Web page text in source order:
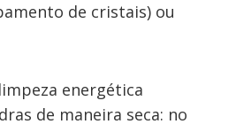
de cristais) ou
energética
de maneira seca: no